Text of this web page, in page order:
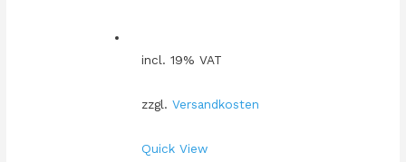
incl. 19% VAT
zzgl. Versandkosten
Quick View